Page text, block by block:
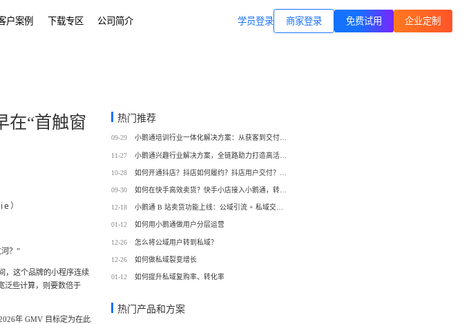
私域运营
私域增长利器，助力私域获客/培育/
转、一站式解决方案
经营全链路数据洞察，公域私域打
ERP
培训机构私域销转一站式解决方案
考公考研、专升本、出国留学等一
心理疗愈
连锁心理机构的私域获客、标准化
交付与用户留存、多门店管理工具
政企行业
提供数字化解决方案
增长干货 客户案例 公司简介 学员登录 商家登录
在“首触窗
）
？”
，这个品牌的小程序连续
泛些计算，则要数倍于
年 GMV 目标定为在此
热门推荐
09-29 小鹅通培训行业一体化解决方案：从获客到交付，帮你打通增长全链路！
11-27
10-28
09-30
12-18
01-12 如何用小鹅通做用户分层运营
12-26 怎么将公域用户转到私域？
12-26 如何做私域裂变增长
01-12 如何提升私域复购率、转化率
热门产品和方案